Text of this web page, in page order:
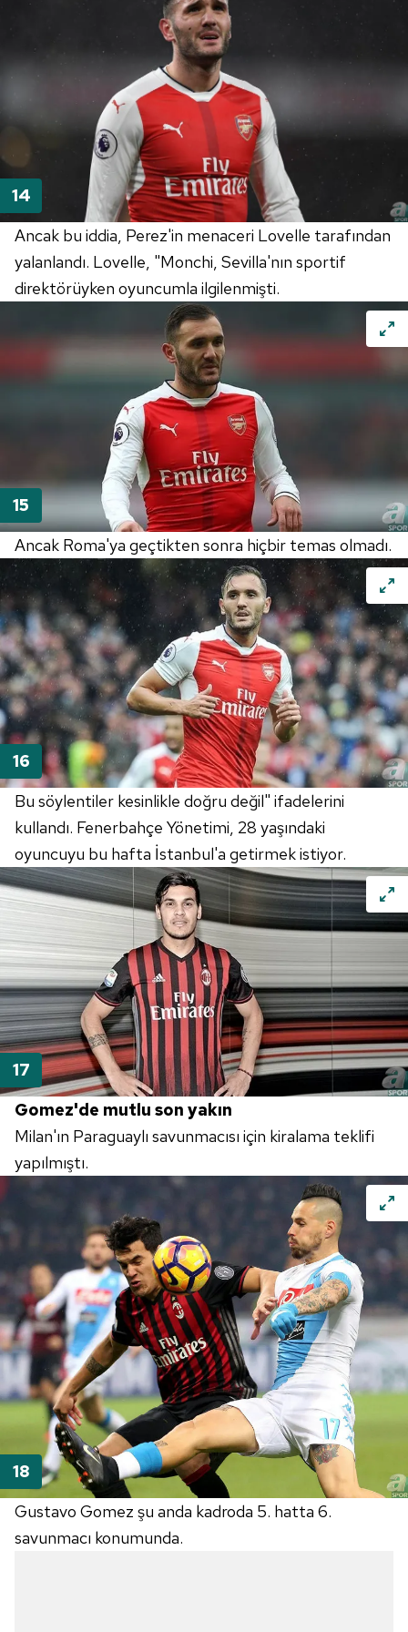
ziyaret edebilirsiniz.
6698 sayılı Kişisel Verilerin Korunması Kanunu uyarınca
hazırlanmış Aydınlatma Metnimizi okumak ve sitemizde
ilgili mevzuata uygun olarak kullanılan çerezlerle ilgili bilgi
almak için lütfen tıklayınız
Ancak bu iddia, Perez'in menaceri Lovelle tarafından
yalanlandı. Lovelle, "Monchi, Sevilla'nın sportif
direktörüyken oyuncumla ilgilenmişti.
Ancak Roma'ya geçtikten sonra hiçbir temas olmadı.
Bu söylentiler kesinlikle doğru değil" ifadelerini
kullandı. Fenerbahçe Yönetimi, 28 yaşındaki
oyuncuyu bu hafta İstanbul'a getirmek istiyor.
Gomez'de mutlu son yakın
Milan'ın Paraguaylı savunmacısı için kiralama teklifi
yapılmıştı.
Gustavo Gomez şu anda kadroda 5. hatta 6.
savunmacı konumunda.